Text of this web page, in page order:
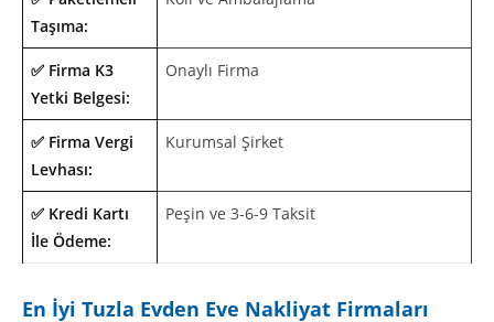
Taşıma:
✅ Firma K3
Yetki Belgesi:
Onaylı Firma
✅ Firma Vergi
Levhası:
Kurumsal Şirket
✅ Kredi Kartı
İle Ödeme:
Peşin ve 3-6-9 Taksit
En İyi Tuzla Evden Eve Nakliyat Firmaları